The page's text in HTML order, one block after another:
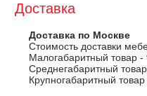
Доставка
Доставка по Москве
Стоимость доставки
Малогабаритный товар -
Среднегабаритный
Крупногабаритный